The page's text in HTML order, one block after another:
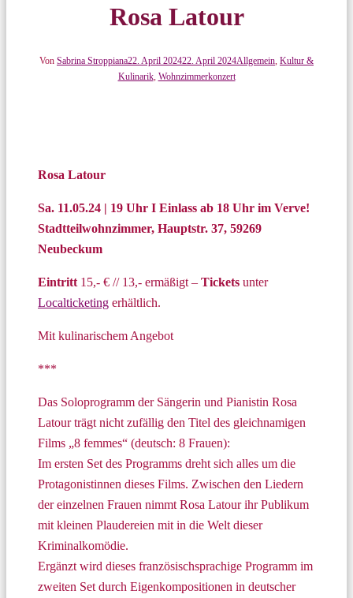
Rosa Latour
Von Sabrina Stroppiana22. April 202422. April 2024Allgemein, Kultur &
Kulinarik, Wohnzimmerkonzert
Rosa Latour
Sa. 11.05.24 | 19 Uhr I Einlass ab 18 Uhr im Verve!
Stadtteilwohnzimmer, Hauptstr. 37, 59269
Neubeckum
Eintritt 15,- € // 13,- ermäßigt – Tickets unter
Localticketing erhältlich.
Mit kulinarischem Angebot
***
Das Soloprogramm der Sängerin und Pianistin Rosa
Latour trägt nicht zufällig den Titel des gleichnamigen
Films „8 femmes“ (deutsch: 8 Frauen):
Im ersten Set des Programms dreht sich alles um die
Protagonistinnen dieses Films. Zwischen den Liedern
der einzelnen Frauen nimmt Rosa Latour ihr Publikum
mit kleinen Plaudereien mit in die Welt dieser
Kriminalkomödie.
Ergänzt wird dieses französischsprachige Programm im
zweiten Set durch Eigenkompositionen in deutscher